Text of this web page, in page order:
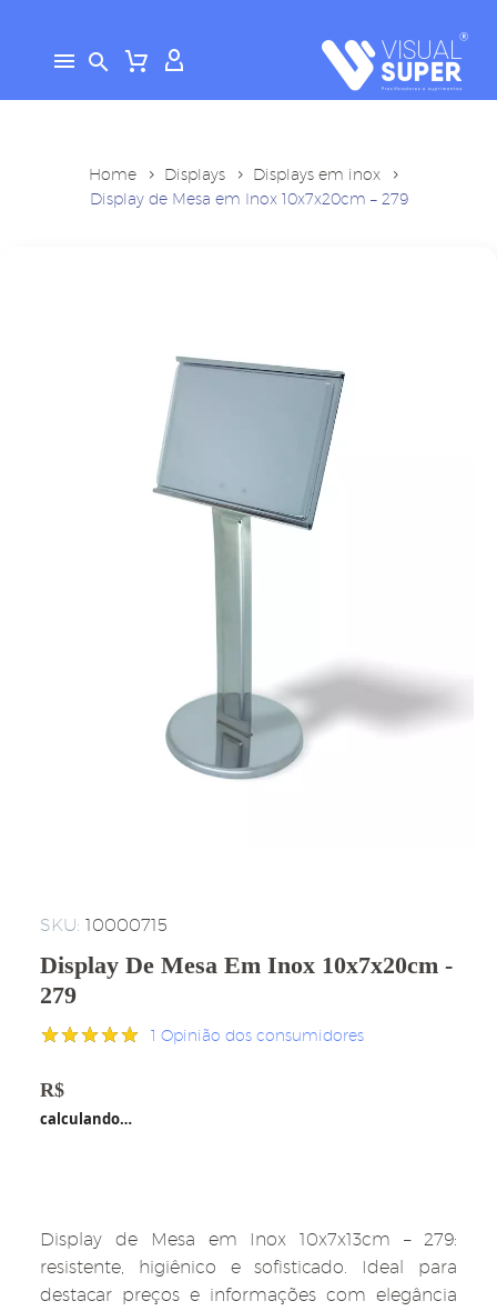
Home Displays
Displays em inox
Display de Mesa em Inox 10x7x20cm – 279
SKU: 10000715
Display De Mesa Em Inox 10x7x20cm -
279
como
de 5, com
baseado em
1 Opinião dos consumidores
R$
calculando…
Display de Mesa em Inox 10x7x13cm – 279:
resistente, higiênico e sofisticado. Ideal para
destacar preços e informações com elegância